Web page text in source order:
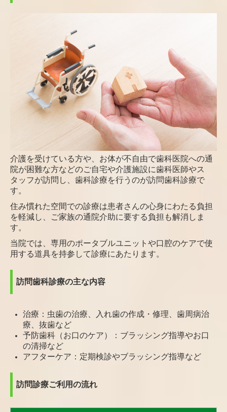
介護を受けている方や、お体が不自由で歯科医院への通
院が困難な方などのご自宅や介護施設に歯科医師やス
タッフが訪問し、 歯科診療を行うのが訪問歯科診療で
す。
住み慣れた空間での診療は患者さんの心身にわたる負担
を軽減し、
ご家族の通院介助に要する負担も解消しま
す。
当院では、専用のポータブルユニットや口腔のケアで使
用する道具を持参して診療にあたります。
訪問歯科診療の主な内容
治療：虫歯の治療、入れ歯の作成・修理、歯周病治
療、抜歯など
予防歯科（お口のケア）：ブラッシング指導やお口
の清掃など
アフターケア：定期検診やブラッシング指導など
訪問診療ご利用の流れ